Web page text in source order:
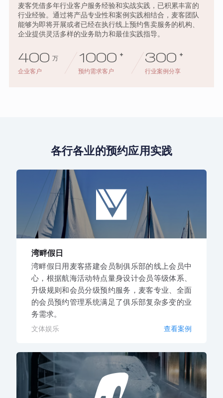
麦客凭借多年行业客户服务经验和实战实践，已积累丰富的
行业经验。通过将产品专业性和案例实践相结合，麦客团队
能够为即将开展或者已经在执行线上预约售卖服务的机构、
企业提供灵活多样的业务助力和最佳实践指导。
400 万
企业客户
1000 +
预约需求客户
300 +
行业案例分享
各行各业的预约应用实践
湾畔假日
湾畔假日用麦客搭建会员制俱乐部的线上会员中
心，根据航海活动特点量身设计会员等级体系、
升级规则和会员分级预约服务，麦客专业、全面
的会员预约管理系统满足了俱乐部复杂多变的业
务需求。
文体娱乐 查看案例